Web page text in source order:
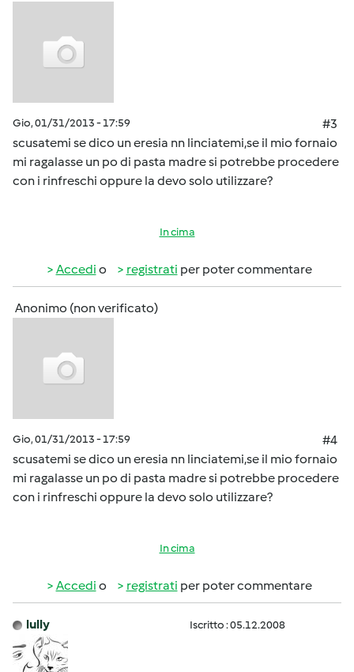
Gio, 01/31/2013 - 17:59
#3
scusatemi se dico un eresia nn linciatemi,se il mio fornaio
mi ragalasse un po di pasta madre si potrebbe procedere
con i rinfreschi oppure la devo solo utilizzare?
In cima
Accedi o registrati per poter commentare
Anonimo (non verificato)
Gio, 01/31/2013 - 17:59
#4
scusatemi se dico un eresia nn linciatemi,se il mio fornaio
mi ragalasse un po di pasta madre si potrebbe procedere
con i rinfreschi oppure la devo solo utilizzare?
In cima
Accedi o registrati per poter commentare
lully Iscritto : 05.12.2008